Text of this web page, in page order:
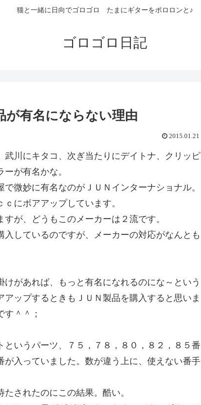
猫と一緒に日向でゴロゴロ たまにギターをポロロンと♪
ゴロゴロ日記
が有名にならない理由
2015.01.21
川にキタコ、次ぎ当たりにデイトナ、クリッピ
が有名かな。
微妙に有名なのがＪＵＮインターナショナル。
にボアアップしています。
が、どうもこのメーカーは２流です。
しているのですが、メーカーの対応がなんとも
があれば、もっと有名になれるのにな～という
ップするときもＪＵＮ製品を購入すると思いま
＾＾；
いうパーツ、７５，７８，８０，８２，８５番
入っていました。数が違う上に、使えない番手
されたのにこの結果。酷い。